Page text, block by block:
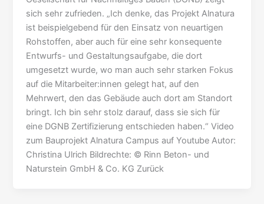
sich sehr zufrieden. „Ich denke, das Projekt Alnatura
ist beispielgebend für den Einsatz von neuartigen
Rohstoffen, aber auch für eine sehr konsequente
Entwurfs- und Gestaltungsaufgabe, die dort
umgesetzt wurde, wo man auch sehr starken Fokus
auf die Mitarbeiter:innen gelegt hat, auf den
Mehrwert, den das Gebäude auch dort am Standort
bringt. Ich bin sehr stolz darauf, dass sie sich für
eine DGNB Zertifizierung entschieden haben.“ Video
zum Bauprojekt Alnatura Campus auf Youtube Autor:
Christina Ulrich Bildrechte: © Rinn Beton- und
Naturstein GmbH & Co. KG Zurück